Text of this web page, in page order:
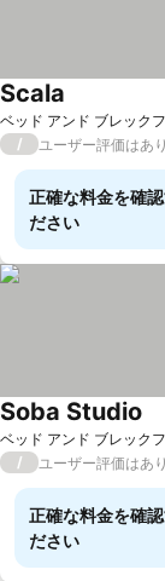
ベッド アンド ブレック
Scala
/ ユーザー評価はあ
正確な料金を確
ださい
ベッド アンド ブレック
Soba Studio
/ ユーザー評価はあ
正確な料金を確
ださい